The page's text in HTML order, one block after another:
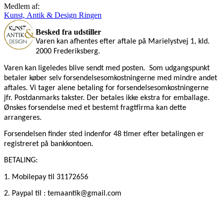
Medlem af:
Kunst, Antik & Design Ringen
Besked fra udstiller
Varen kan afhentes efter aftale på Marielystvej 1, kld.
2000 Frederiksberg.
Varen kan ligeledes blive sendt med posten. Som udgangspunkt
betaler køber selv forsendelsesomkostningerne med mindre andet
aftales. Vi tager alene betaling for forsendelsesomkostningerne
jfr. Postdanmarks takster. Der betales ikke ekstra for emballage.
Ønskes forsendelse med et bestemt fragtfirma kan dette
arrangeres.
Forsendelsen finder sted indenfor 48 timer efter betalingen er
registreret på bankkontoen.
BETALING:
1. Mobilepay til 31172656
2. Paypal til : temaantik@gmail.com